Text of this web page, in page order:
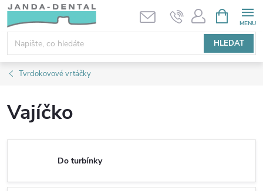
Přejít
obsah
HLEDAT
NÁKUPNÍ
KOŠÍK
Tvrdokovové vrtáčky
Vajíčko
Do turbínky